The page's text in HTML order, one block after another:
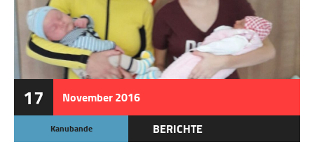
17 November2016
Kanubande BERICHTE